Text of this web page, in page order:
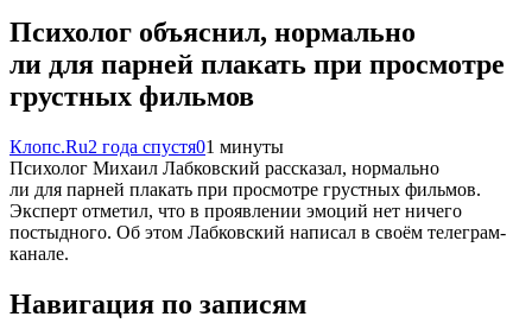
Психолог объяснил, нормально
ли для парней плакать при просмотре
грустных фильмов
Клопс.Ru2 года спустя01 минуты
Психолог Михаил Лабковский рассказал, нормально
ли для парней плакать при просмотре грустных фильмов.
Эксперт отметил, что в проявлении эмоций нет ничего
постыдного. Об этом Лабковский написал в своём телеграм-
канале.
Навигация по записям